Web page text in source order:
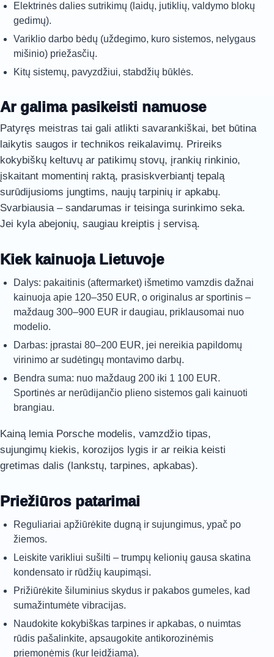
Elektrinės dalies sutrikimų (laidų, jutiklių, valdymo blokų
gedimų).
Variklio darbo bėdų (uždegimo, kuro sistemos, nelygaus
mišinio) priežasčių.
Kitų sistemų, pavyzdžiui, stabdžių būklės.
Ar galima pasikeisti namuose
Patyręs meistras tai gali atlikti savarankiškai, bet būtina
laikytis saugos ir technikos reikalavimų. Prireiks
kokybiškų keltuvų ar patikimų stovų, įrankių rinkinio,
įskaitant momentinį raktą, prasiskverbiantį tepalą
surūdijusioms jungtims, naujų tarpinių ir apkabų.
Svarbiausia – sandarumas ir teisinga surinkimo seka.
Jei kyla abejonių, saugiau kreiptis į servisą.
Kiek kainuoja Lietuvoje
Dalys: pakaitinis (aftermarket) išmetimo vamzdis dažnai
kainuoja apie 120–350 EUR, o originalus ar sportinis –
maždaug 300–900 EUR ir daugiau, priklausomai nuo
modelio.
Darbas: įprastai 80–200 EUR, jei nereikia papildomų
virinimo ar sudėtingų montavimo darbų.
Bendra suma: nuo maždaug 200 iki 1 100 EUR.
Sportinės ar nerūdijančio plieno sistemos gali kainuoti
brangiau.
Kainą lemia Porsche modelis, vamzdžio tipas,
sujungimų kiekis, korozijos lygis ir ar reikia keisti
gretimas dalis (lankstų, tarpines, apkabas).
Priežiūros patarimai
Reguliariai apžiūrėkite dugną ir sujungimus, ypač po
žiemos.
Leiskite varikliui sušilti – trumpų kelionių gausa skatina
kondensato ir rūdžių kaupimąsi.
Prižiūrėkite šiluminius skydus ir pakabos gumeles, kad
sumažintumėte vibracijas.
Naudokite kokybiškas tarpines ir apkabas, o nuimtas
rūdis pašalinkite, apsaugokite antikorozinėmis
priemonėmis (kur leidžiama).